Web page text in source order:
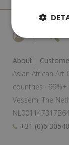
|
About |
Asian African Art
countries ·
Vessem, The
+31 (0)6